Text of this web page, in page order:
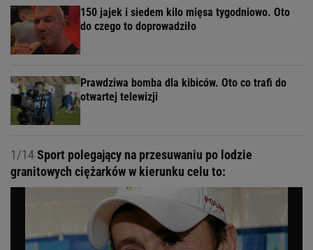
150 jajek i siedem kilo mięsa tygodniowo. Oto
do czego to doprowadziło
Prawdziwa bomba dla kibiców. Oto co trafi do
otwartej telewizji
1/14Sport polegający na przesuwaniu po lodzie
granitowych ciężarków w kierunku celu to: